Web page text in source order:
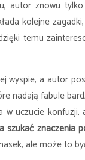
znowu
kolejne
temu
wyspie, a autor
nadają fabule
uczucie konfuzji,
znaczenia
ale może to